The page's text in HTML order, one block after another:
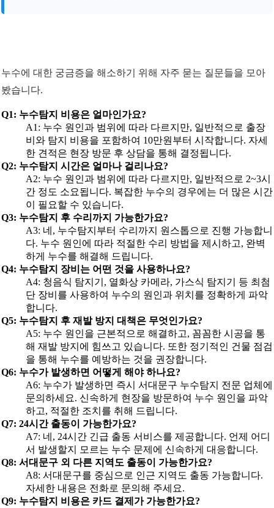
누수에 대한 궁금증을 해소하기 위해 자주 묻는 질문들을 모아
봤습니다.
Q1: 누수탐지 비용은 얼마인가요?
A1: 누수 원인과 범위에 따라 다르지만, 일반적으로 출장
비와 탐지 비용을 포함하여 10만원부터 시작합니다. 자세
한 견적은 현장 방문 후 상담을 통해 결정됩니다.
Q2: 누수탐지 시간은 얼마나 걸리나요?
A2: 누수 원인과 범위에 따라 다르지만, 일반적으로 2~3시
간 정도 소요됩니다. 복잡한 누수의 경우에는 더 많은 시간
이 필요할 수 있습니다.
Q3: 누수탐지 후 수리까지 가능한가요?
A3: 네, 누수탐지부터 수리까지 원스톱으로 진행 가능합니
다. 누수 원인에 따라 적절한 수리 방법을 제시하고, 완벽
하게 누수를 해결해 드립니다.
Q4: 누수탐지 장비는 어떤 것을 사용하나요?
A4: 청음식 탐지기, 열화상 카메라, 가스식 탐지기 등 최첨
단 장비를 사용하여 누수의 원인과 위치를 정확하게 파악
합니다.
Q5: 누수탐지 후 재발 방지 대책은 무엇인가요?
A5: 누수 원인을 근본적으로 해결하고, 꼼꼼한 시공을 통
해 재발 방지에 힘쓰고 있습니다. 또한 정기적인 건물 점검
을 통해 누수를 예방하는 것을 권장합니다.
Q6: 누수가 발생하면 어떻게 해야 하나요?
A6: 누수가 발생하면 즉시 서대문구 누수탐지 전문 업체에
문의하세요. 신속하게 현장을 방문하여 누수 원인을 파악
하고, 적절한 조치를 취해 드립니다.
Q7: 24시간 출동이 가능한가요?
A7: 네, 24시간 긴급 출동 서비스를 제공합니다. 언제 어디
서 발생할지 모르는 누수 문제에 신속하게 대응합니다.
Q8: 서대문구 외 다른 지역도 출동이 가능한가요?
A8: 서대문구를 중심으로 인근 지역도 출동 가능합니다.
자세한 내용은 전화로 문의해 주세요.
Q9: 누수탐지 비용은 카드 결제가 가능한가요?